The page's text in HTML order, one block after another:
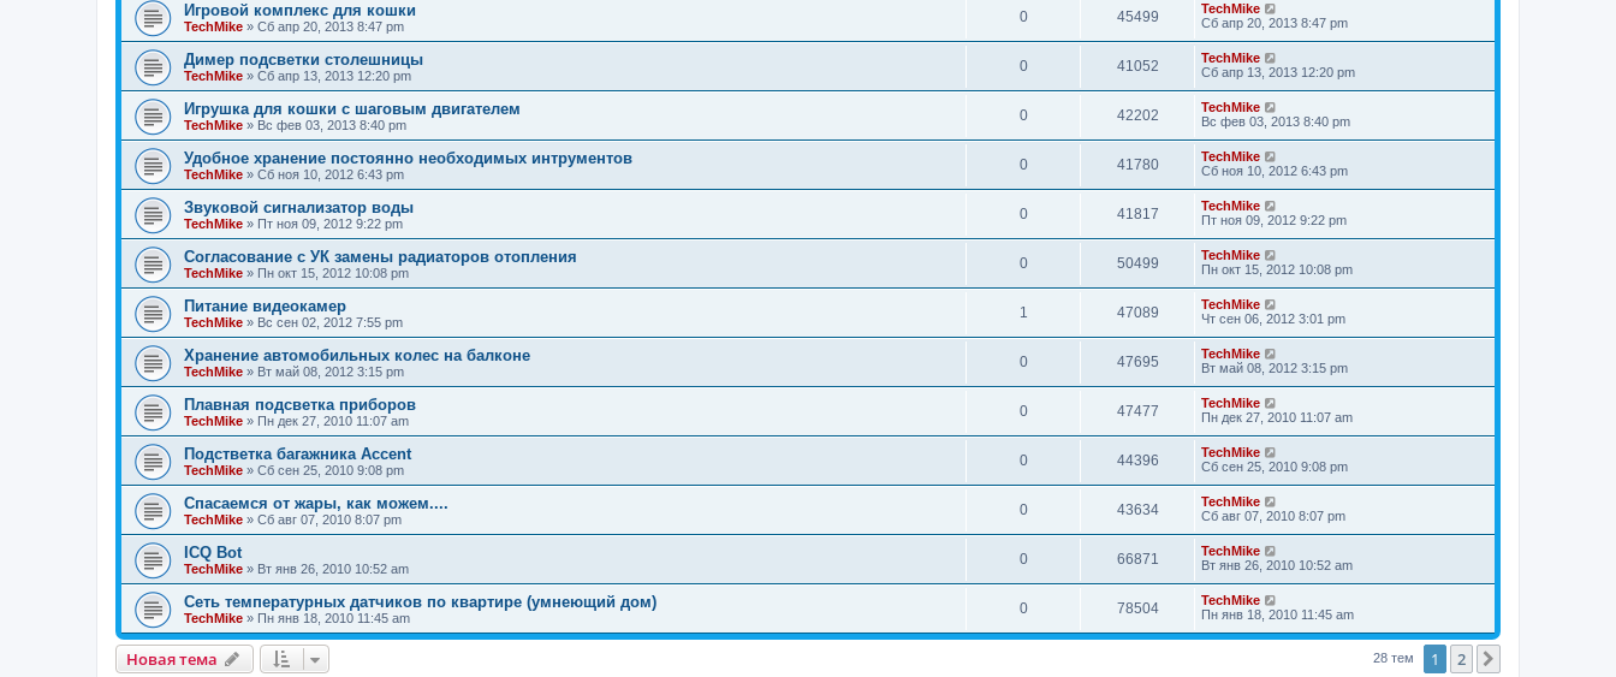
Игровой комплекс для кошки
TechMike » Сб апр 20, 2013 8:47 pm
0 45499
TechMike
Сб апр 20, 2013 8:47 pm
Димер подсветки столешницы
TechMike » Сб апр 13, 2013 12:20 pm
0 41052
TechMike
Сб апр 13, 2013 12:20 pm
Игрушка для кошки с шаговым двигателем
TechMike » Вс фев 03, 2013 8:40 pm
0 42202
TechMike
Вс фев 03, 2013 8:40 pm
Удобное хранение постоянно необходимых интрументов
TechMike » Сб ноя 10, 2012 6:43 pm
0 41780
TechMike
Сб ноя 10, 2012 6:43 pm
Звуковой сигнализатор воды
TechMike » Пт ноя 09, 2012 9:22 pm
0 41817
TechMike
Пт ноя 09, 2012 9:22 pm
Согласование с УК замены радиаторов отопления
TechMike » Пн окт 15, 2012 10:08 pm
0 50499
TechMike
Пн окт 15, 2012 10:08 pm
Питание видеокамер
TechMike » Вс сен 02, 2012 7:55 pm
1 47089
TechMike
Чт сен 06, 2012 3:01 pm
Хранение автомобильных колес на балконе
TechMike » Вт май 08, 2012 3:15 pm
0 47695
TechMike
Вт май 08, 2012 3:15 pm
Плавная подсветка приборов
TechMike » Пн дек 27, 2010 11:07 am
0 47477
TechMike
Пн дек 27, 2010 11:07 am
Подстветка багажника Accent
TechMike » Сб сен 25, 2010 9:08 pm
0 44396
TechMike
Сб сен 25, 2010 9:08 pm
Спасаемся от жары, как можем....
TechMike » Сб авг 07, 2010 8:07 pm
0 43634
TechMike
Сб авг 07, 2010 8:07 pm
ICQ Bot
TechMike » Вт янв 26, 2010 10:52 am
0 66871
TechMike
Вт янв 26, 2010 10:52 am
Сеть температурных датчиков по квартире (умнеющий дом)
TechMike » Пн янв 18, 2010 11:45 am
0 78504
TechMike
Пн янв 18, 2010 11:45 am
Новая тема 28 тем 1 2